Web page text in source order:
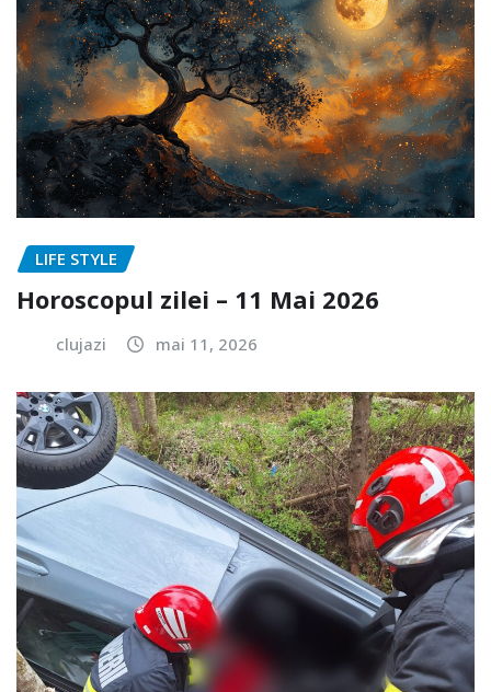
LIFE STYLE
Horoscopul zilei – 11 Mai 2026
clujazi mai 11, 2026